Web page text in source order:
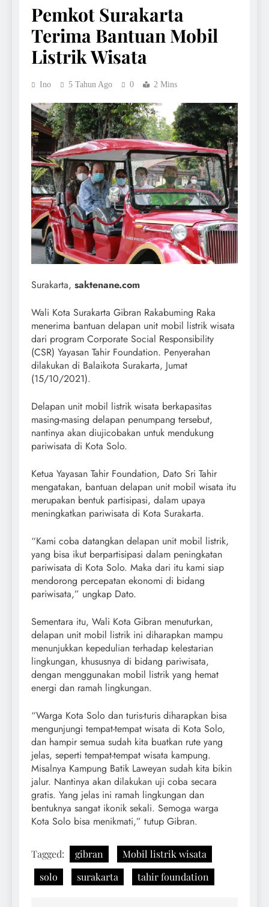
Pemkot Surakarta
Terima Bantuan Mobil
Listrik Wisata
Ino 5 Tahun Ago 0 2 Mins
Surakarta, saktenane.com
Wali Kota Surakarta Gibran Rakabuming Raka
menerima bantuan delapan unit mobil listrik wisata
dari program Corporate Social Responsibility
(CSR) Yayasan Tahir Foundation. Penyerahan
dilakukan di Balaikota Surakarta, Jumat
(15/10/2021).
Delapan unit mobil listrik wisata berkapasitas
masing-masing delapan penumpang tersebut,
nantinya akan diujicobakan untuk mendukung
pariwisata di Kota Solo.
Ketua Yayasan Tahir Foundation, Dato Sri Tahir
mengatakan, bantuan delapan unit mobil wisata itu
merupakan bentuk partisipasi, dalam upaya
meningkatkan pariwisata di Kota Surakarta.
“Kami coba datangkan delapan unit mobil listrik,
yang bisa ikut berpartisipasi dalam peningkatan
pariwisata di Kota Solo. Maka dari itu kami siap
mendorong percepatan ekonomi di bidang
pariwisata,” ungkap Dato.
Sementara itu, Wali Kota Gibran menuturkan,
delapan unit mobil listrik ini diharapkan mampu
menunjukkan kepedulian terhadap kelestarian
lingkungan, khususnya di bidang pariwisata,
dengan menggunakan mobil listrik yang hemat
energi dan ramah lingkungan.
“Warga Kota Solo dan turis-turis diharapkan bisa
mengunjungi tempat-tempat wisata di Kota Solo,
dan hampir semua sudah kita buatkan rute yang
jelas, seperti tempat-tempat wisata kampung.
Misalnya Kampung Batik Laweyan sudah kita bikin
jalur. Nantinya akan dilakukan uji coba secara
gratis. Yang jelas ini ramah lingkungan dan
bentuknya sangat ikonik sekali. Semoga warga
Kota Solo bisa menikmati,” tutup Gibran.
Tagged: gibran
Mobil listrik wisata
solo
surakarta tahir foundation